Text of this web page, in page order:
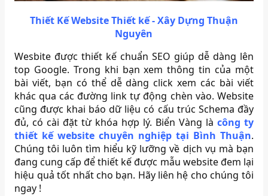
Thiết Kế Website Thiết kế - Xây Dựng Thuận
Nguyên
Wesbite được thiết kế chuẩn SEO giúp dễ dàng lên
top Google. Trong khi bạn xem thông tin của một
bài viết, bạn có thể dễ dàng click xem các bài viết
khác qua các đường link tự động chèn vào. Website
cũng được khai báo dữ liệu có cấu trúc Schema đầy
đủ, có cài đặt từ khóa hợp lý. Biển Vàng là công ty
thiết kế website chuyên nghiệp tại Bình Thuận.
Chúng tôi luôn tìm hiểu kỹ lưỡng về dịch vụ mà bạn
đang cung cấp để thiết kế được mẫu website đem lại
hiệu quả tốt nhất cho bạn. Hãy liên hệ cho chúng tôi
ngay !